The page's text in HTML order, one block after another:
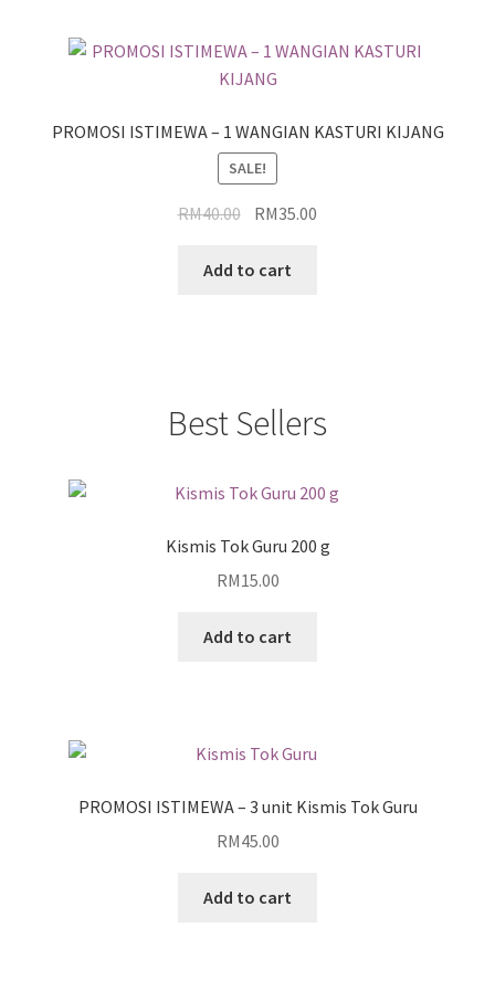
PROMOSI ISTIMEWA – 1 WANGIAN KASTURI KIJANG
SALE!
RM40.00 RM35.00
Add to cart
Best Sellers
Kismis Tok Guru 200 g
RM15.00
Add to cart
PROMOSI ISTIMEWA – 3 unit Kismis Tok Guru
RM45.00
Add to cart